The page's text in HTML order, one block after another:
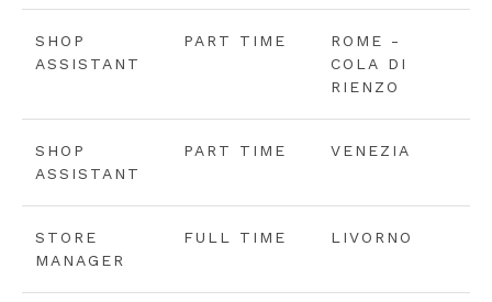
SHOP
ASSISTANT
PART TIME
ROME -
COLA DI
RIENZO
SHOP
ASSISTANT
PART TIME VENEZIA
STORE
MANAGER
FULL TIME LIVORNO